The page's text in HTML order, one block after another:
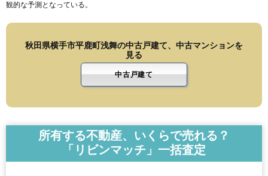
観的な予測となっている。
秋田県横手市平鹿町浅舞の中古戸建て、中古マンションを
見る
中古戸建て
所有する不動産、いくらで売れる？
「リビンマッチ」一括査定